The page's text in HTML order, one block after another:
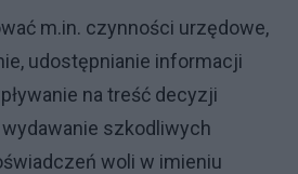
m.in. czynności urzędowe,
udostępnianie informacji
na treść decyzji
szkodliwych
woli w imieniu